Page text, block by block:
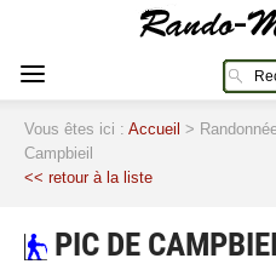
Vous êtes ici : Accueil >
Campbieil
<< retour à la liste
PIC DE